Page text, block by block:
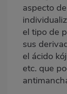
aspecto
el tipo de
sus
el ácido
etc. que